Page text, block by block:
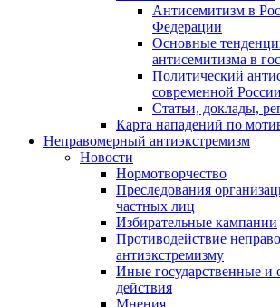
Антисемитизм в
Федерации
Основные
антисемитизма в
Политический
современной России
Статьи, доклады,
Карта нападений по
Неправомерный антиэкстремизм
Новости
Нормотворчество
Преследования
частных лиц
Избирательные кампании
Противодействие
антиэкстремизму
Иные государственные и
действия
Мнения